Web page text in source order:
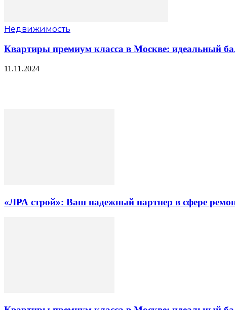
Недвижимость
Квартиры премиум класса в Москве: идеальный
11.11.2024
«ЛРА строй»: Ваш надежный партнер в сфере